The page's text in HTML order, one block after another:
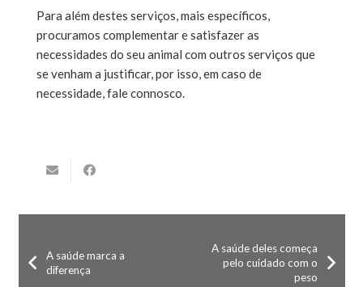
Para além destes serviços, mais específicos,
procuramos complementar e satisfazer as
necessidades do seu animal com outros serviços que
se venham a justificar, por isso, em caso de
necessidade, fale connosco.
A saúde marca a
diferença
A saúde deles começa
pelo cuidado com o
peso